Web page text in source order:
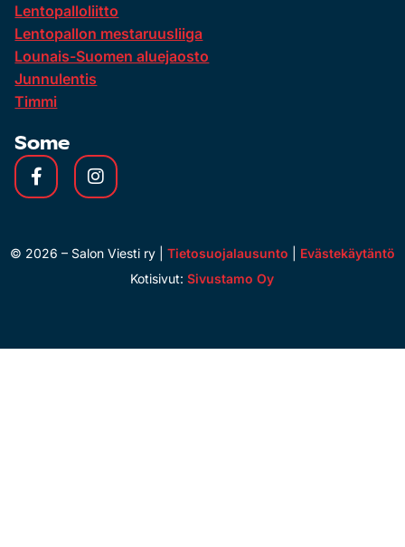
Lentopalloliitto
Lentopallon mestaruusliiga
Lounais-Suomen aluejaosto
Junnulentis
Timmi
Some
© 2026 – Salon Viesti ry | Tietosuojalausunto
Evästekäytäntö
Kotisivut:Sivustamo Oy